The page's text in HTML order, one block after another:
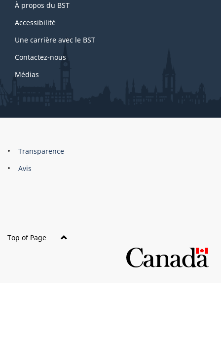
this
site
À propos du BST
Accessibilité
Une carrière avec le BST
Contactez-nous
Médias
About
this
Brand
Transparence
Avis
Top of Page